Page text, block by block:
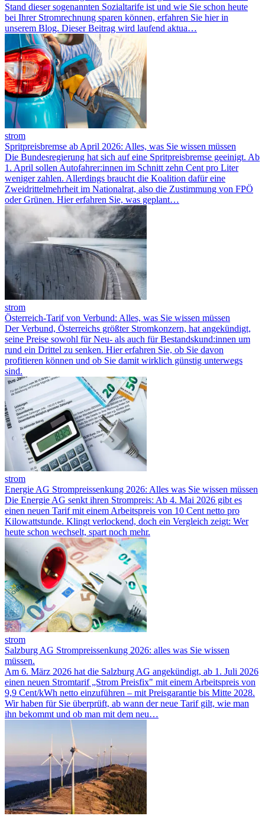
Stand dieser sogenannten Sozialtarife ist und wie Sie schon heute
bei Ihrer Stromrechnung sparen können, erfahren Sie hier in
unserem Blog. Dieser Beitrag wird laufend aktua…
strom
Spritpreisbremse ab April 2026: Alles, was Sie wissen müssen
Die Bundesregierung hat sich auf eine Spritpreisbremse geeinigt. Ab
1. April sollen Autofahrer:innen im Schnitt zehn Cent pro Liter
weniger zahlen. Allerdings braucht die Koalition dafür eine
Zweidrittelmehrheit im Nationalrat, also die Zustimmung von FPÖ
oder Grünen. Hier erfahren Sie, was geplant…
strom
Österreich-Tarif von Verbund: Alles, was Sie wissen müssen
Der Verbund, Österreichs größter Stromkonzern, hat angekündigt,
seine Preise sowohl für Neu- als auch für Bestandskund:innen um
rund ein Drittel zu senken. Hier erfahren Sie, ob Sie davon
profitieren können und ob Sie damit wirklich günstig unterwegs
sind.
strom
Energie AG Strompreissenkung 2026: Alles was Sie wissen müssen
Die Energie AG senkt ihren Strompreis: Ab 4. Mai 2026 gibt es
einen neuen Tarif mit einem Arbeitspreis von 10 Cent netto pro
Kilowattstunde. Klingt verlockend, doch ein Vergleich zeigt: Wer
heute schon wechselt, spart noch mehr.
strom
Salzburg AG Strompreissenkung 2026: alles was Sie wissen
müssen.
Am 6. März 2026 hat die Salzburg AG angekündigt, ab 1. Juli 2026
einen neuen Stromtarif „Strom Preisfix" mit einem Arbeitspreis von
9,9 Cent/kWh netto einzuführen – mit Preisgarantie bis Mitte 2028.
Wir haben für Sie überprüft, ab wann der neue Tarif gilt, wie man
ihn bekommt und ob man mit dem neu…